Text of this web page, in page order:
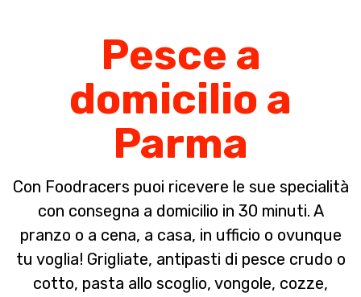
Pesce a
domicilio a
Parma
Con Foodracers puoi ricevere le sue specialità
con consegna a domicilio in 30 minuti. A
pranzo o a cena, a casa, in ufficio o ovunque
tu voglia! Grigliate, antipasti di pesce crudo o
cotto, pasta allo scoglio, vongole, cozze,